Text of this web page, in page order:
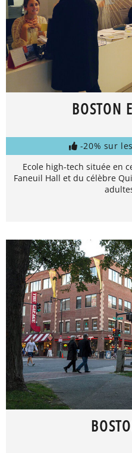
BOSTON
-20% sur
Ecole high-tech située en
Faneuil Hall et du célèbre